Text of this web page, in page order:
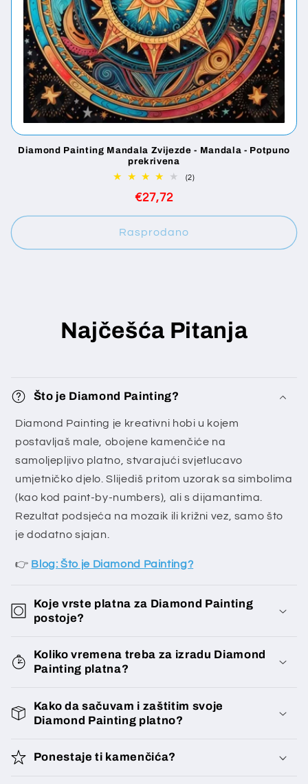
Diamond Painting Mandala Zvijezde - Mandala - Potpuno
prekrivena
(2)2
Redovna
cijena
€27,72
Rasprodano
Najčešća Pitanja
Što je Diamond Painting?
Diamond Painting je kreativni hobi u kojem
postavljaš male, obojene kamenčiće na
samoljepljivo platno, stvarajući svjetlucavo
umjetničko djelo. Slijediš pritom uzorak sa simbolima
(kao kod paint-by-numbers), ali s dijamantima.
Rezultat podsjeća na mozaik ili križni vez, samo što
je dodatno sjajan.
👉 Blog: Što je Diamond Painting?
Koje vrste platna za Diamond Painting
postoje?
Koliko vremena treba za izradu Diamond
Painting platna?
Kako da sačuvam i zaštitim svoje
Diamond Painting platno?
Ponestaje ti kamenčića?